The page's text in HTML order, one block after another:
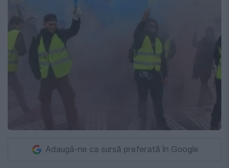
Adaugă-ne ca sursă preferată în Google